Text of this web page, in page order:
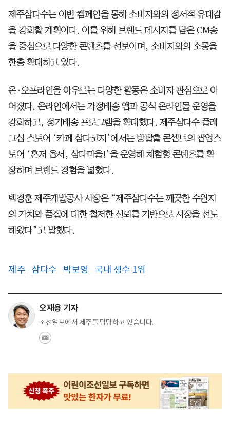
제주삼다수는 이번 캠페인을 통해 소비자와의 정서적 유대감
을 강화할 계획이다. 이를 위해 브랜드 메시지를 담은 CM송
을 중심으로 다양한 콘텐츠를 선보이며, 소비자와의 소통을
한층 확대하고 있다.
온·오프라인을 아우르는 다양한 활동은 소비자 관심으로 이
어졌다. 온라인에서는 가정배송 앱과 공식 온라인몰 운영을
강화하고, 정기배송 프로그램을 확대했다. 제주삼다수 플래
그십 스토어 ‘카페 삼다코지’에서는 방탈출 콘셉트의 팝업스
토어 ‘혼저 옵서, 삼다마을!’을 운영해 체험형 콘텐츠를 확
장하며 브랜드 경험을 넓혔다.
백경훈 제주개발공사 사장은 “제주삼다수는 깨끗한 수원지
의 가치와 품질에 대한 철저한 신뢰를 기반으로 시장을 선도
해왔다”고 말했다.
제주 삼다수 박보영 국내 생수 1위
오재용 기자
조선일보에서 제주를 담당하고 있습니다.